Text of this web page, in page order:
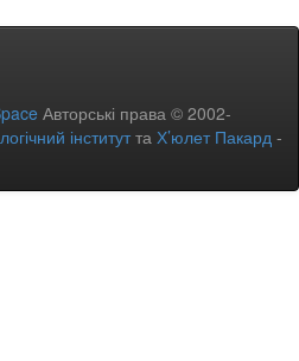
Авторські права © 2002-
інститутта Х’юлет Пакард -